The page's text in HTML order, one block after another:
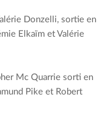
Donzelli, sortie en
Elkaïm et Valérie
Mc Quarrie sorti en
Pike et Robert